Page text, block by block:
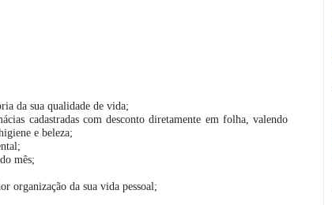
da sua qualidade de vida;
cadastradas com desconto diretamente em folha, valendo
e beleza;
mês;
organização da sua vida pessoal;